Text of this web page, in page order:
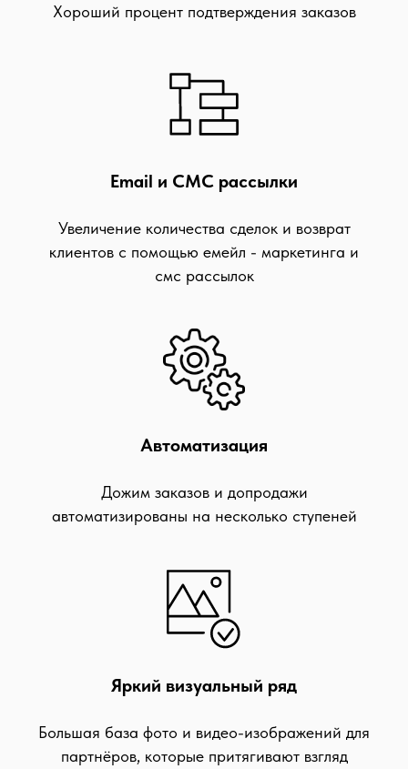
Хороший процент подтверждения заказов
Email и СМС рассылки
Увеличение количества сделок и возврат
клиентов с помощью емейл - маркетинга и
смс рассылок
Автоматизация
Дожим заказов и допродажи
автоматизированы на несколько ступеней
Яркий визуальный ряд
Большая база фото и видео-изображений для
партнёров, которые притягивают взгляд